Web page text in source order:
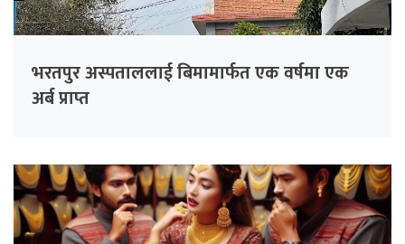
भरतपुर अस्पताललाई बिमामार्फत एक वर्षमा एक
अर्ब प्राप्त